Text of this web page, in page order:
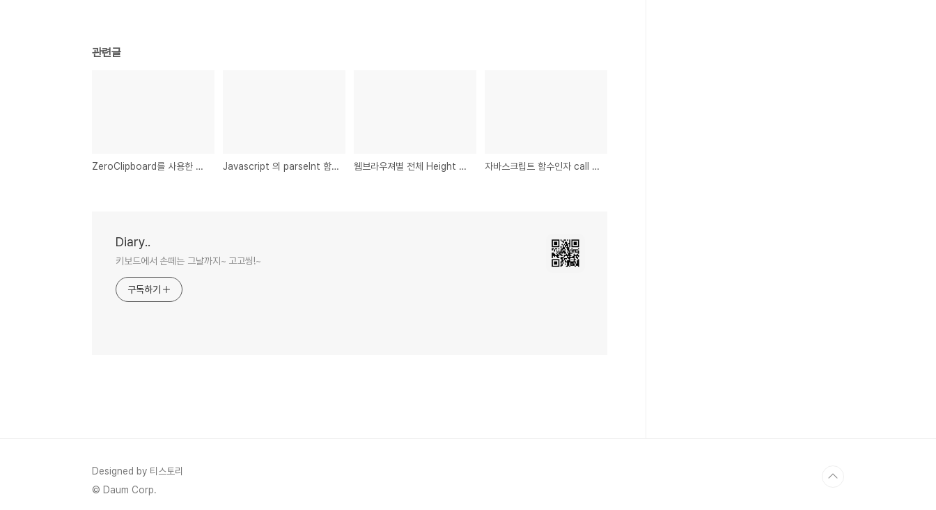
관련글
ZeroClipboard를 사용한 Cross-Browser 클립보드 기능 사용하기. Javascript 의 parseInt 함수 웹브라우져별 전체 Height 값 구하기. 자바스크립트 함수인자 call by value, call by reference
Diary..
키보드에서 손떼는 그날까지~ 고고씽!~
구독하기
Designed by 티스토리
© Daum Corp.